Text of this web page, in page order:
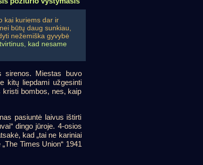
kai kuriems dar ir
būtų daug sunkiau,
nežemiška gyvybė
kad nesame
sirenos. Miestas buvo
kitų liepdami užgesinti
bombos, nes, kaip
pasiuntė laivus ištirti
dingo jūroje. 4-osios
kad „tai ne kariniai
Times Union“ 1941